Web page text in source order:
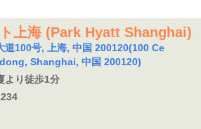
上海 (Park Hyatt Shanghai)
道100号, 上海, 中国 200120(100 Ce
Shanghai, 中国 200120)
より徒歩1分